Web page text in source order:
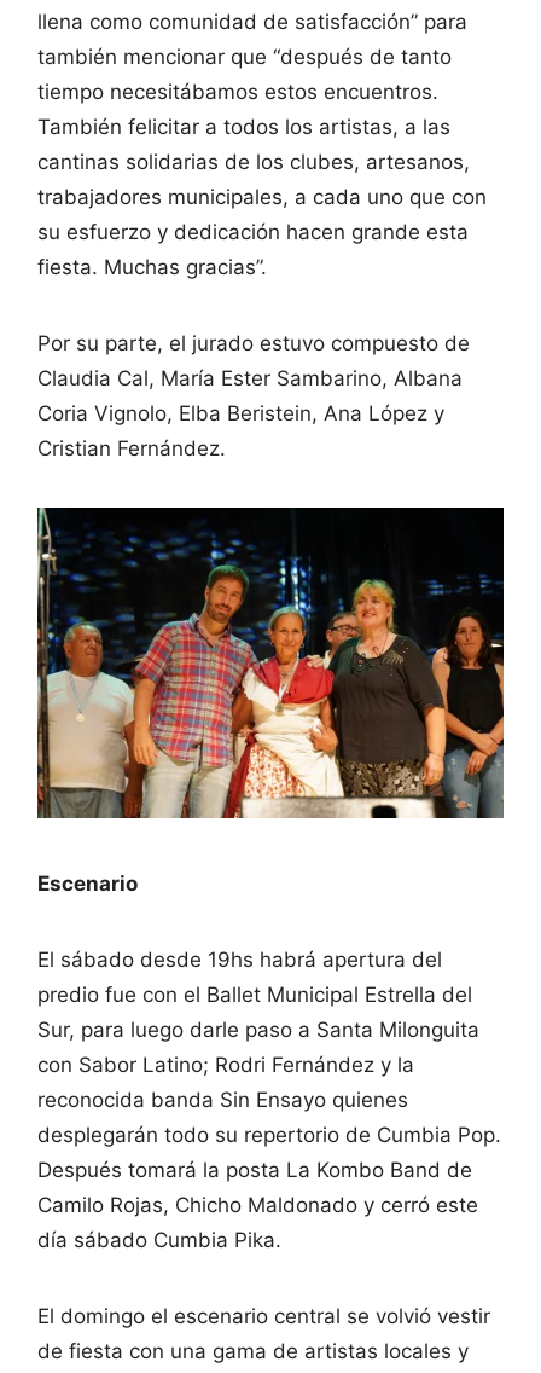
llena como comunidad de satisfacción” para
también mencionar que “después de tanto
tiempo necesitábamos estos encuentros.
También felicitar a todos los artistas, a las
cantinas solidarias de los clubes, artesanos,
trabajadores municipales, a cada uno que con
su esfuerzo y dedicación hacen grande esta
fiesta. Muchas gracias”.
Por su parte, el jurado estuvo compuesto de
Claudia Cal, María Ester Sambarino, Albana
Coria Vignolo, Elba Beristein, Ana López y
Cristian Fernández.
Escenario
El sábado desde 19hs habrá apertura del
predio fue con el Ballet Municipal Estrella del
Sur, para luego darle paso a Santa Milonguita
con Sabor Latino; Rodri Fernández y la
reconocida banda Sin Ensayo quienes
desplegarán todo su repertorio de Cumbia Pop.
Después tomará la posta La Kombo Band de
Camilo Rojas, Chicho Maldonado y cerró este
día sábado Cumbia Pika.
El domingo el escenario central se volvió vestir
de fiesta con una gama de artistas locales y